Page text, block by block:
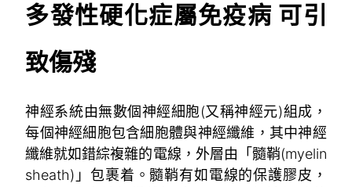
多發性硬化症屬免疫病 可引
致傷殘
神經系統由無數個神經細胞(又稱神經元)組成，
每個神經細胞包含細胞體與神經纖維，其中神經
纖維就如錯綜複雜的電線，外層由「髓鞘(myelin
sheath)」包裹着。髓鞘有如電線的保護膠皮，